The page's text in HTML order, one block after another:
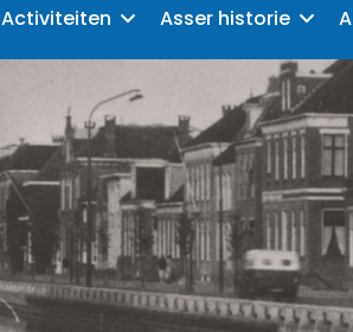
Activiteiten Asser historie